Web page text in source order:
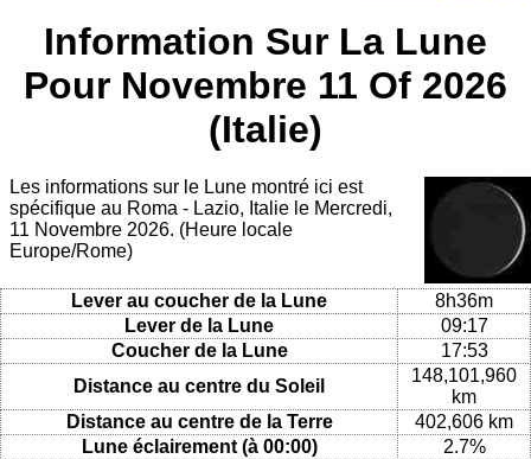
Information Sur La Lune
Pour Novembre 11 Of 2026
(Italie)
Les informations sur le Lune montré ici est
spécifique au Roma - Lazio, Italie le Mercredi,
11 Novembre 2026. (Heure locale
Europe/Rome)
Lever au coucher de la Lune
8h36m
Lever de la Lune
09:17
Coucher de la Lune
17:53
Distance au centre du Soleil
148,101,960
km
Distance au centre de la Terre
402,606 km
Lune éclairement (à 00:00)
2.7%